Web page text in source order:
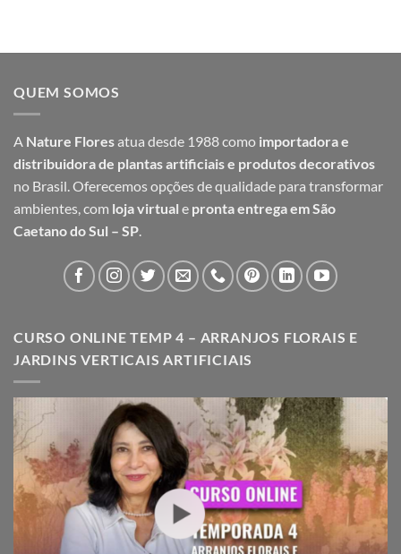
QUEM SOMOS
A Nature Floresatua desde 1988 como importadora e
distribuidora de plantas artificiais e produtos decorativos
no Brasil. Oferecemos opções de qualidade para transformar
ambientes, com loja virtual e pronta entrega em São
Caetano do Sul – SP.
CURSO ONLINE TEMP 4 – ARRANJOS FLORAIS E
JARDINS VERTICAIS ARTIFICIAIS